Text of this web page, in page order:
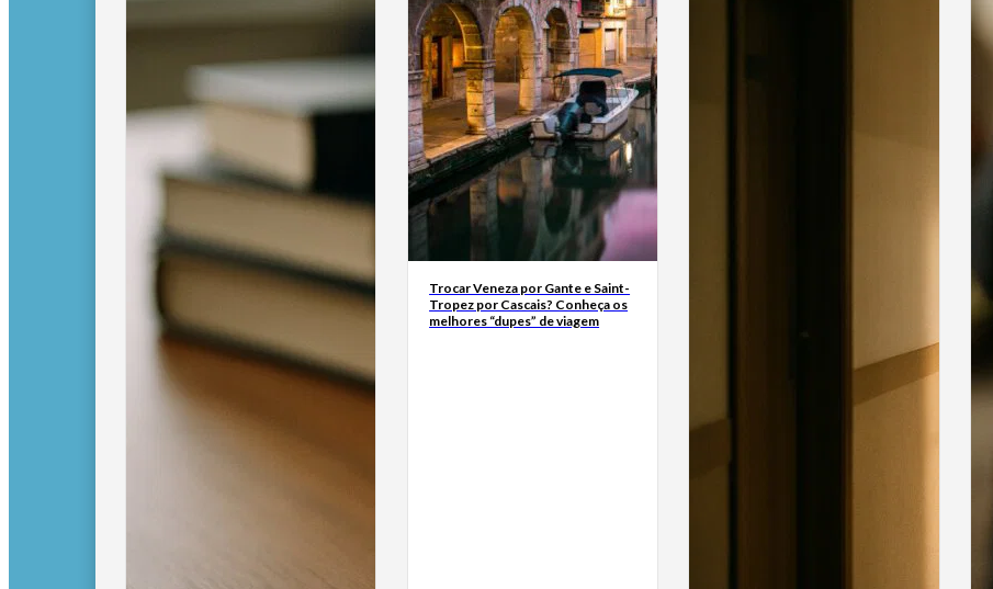
Trocar Veneza por Gante e Saint-
Tropez por Cascais? Conheça os
melhores “dupes” de viagem